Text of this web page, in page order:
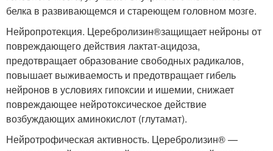
белка в развивающемся и стареющем головном мозге.
Нейропротекция. Церебролизин®защищает нейроны от
повреждающего действия лактат-ацидоза,
предотвращает образование свободных радикалов,
повышает выживаемость и предотвращает гибель
нейронов в условиях гипоксии и ишемии, снижает
повреждающее нейротоксическое действие
возбуждающих аминокислот (глутамат).
Нейротрофическая активность. Церебролизин®—